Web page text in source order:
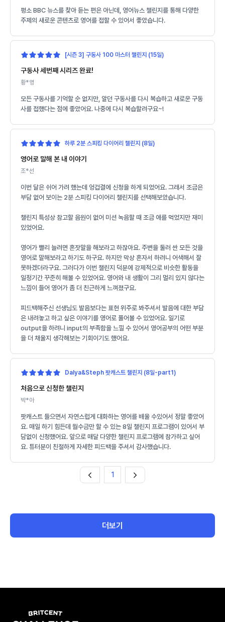
평소 BBC 뉴스를 찾아 듣는 편은 아닌데, 영어뉴스 챌린지를 통해 다양한
주제의 새로운 콘텐츠로 영어를 접할 수 있어서 좋았습니다.
[시즌 3] 구동사 100 마스터 챌린지 (15일)
구동사 세번째 시리즈 완료!
황*영
모든 구동사를 기억할 순 없지만, 알던 구동사를 다시 복습하고 새로운 구동
사를 접했다는 점에 좋았어요. 나중에 다시 복습할려구요~!
하루 2분 스피킹 다이어리 챌린지 (8일)
영어로 말해 본 내 이야기
조*선
이번 달은 쉬어 가려 했는데 엉겁결에 신청을 하게 되었어요. 그래서 조금은
부담 없어 보이는 2분 스피킹 다이어리 챌린지를 선택해보았습니다.
챌린지 특성상 참고할 음원이 없어 미션 녹음할 때 조금 애를 먹었지만 재미
있었어요.
영어가 빨리 늘려면 혼잣말을 해보라고 하잖아요. 주변을 둘러 싼 모든 것을
영어로 말해보라고 하기도 하구요. 하지만 막상 혼자서 하려니 어색해서 잘
못하겠더라구요. 그러다가 이번 챌린지 덕분에 강제적으로 비슷한 활동을
일정기간 꾸준히 해볼 수 있었어요. 영어와 내 생활이 그리 멀리 있지 않다는
느낌이 들어 영어가 좀 더 친근하게 느껴졌구요.
피드백해주신 선생님도 발음보다는 표현 위주로 봐주셔서 발음에 대한 부담
은 내려놓고 하고 싶은 이야기를 영어로 풀어볼 수 있었어요. 일기로
output을 하려니 input의 부족함을 느낄 수 있어서 영어공부의 어떤 부분
을 더 채울지 생각해보는 기회이기도 했어요.
Dalya&Steph 팟캐스트 챌린지 (8일-part1)
처음으로 신청한 챌린지
박*아
팟캐스트 들으면서 자연스럽게 대화하는 영어를 배울 수있어서 정말 좋았어
요. 매일 하기 힘든데 월수금만 할 수 있는 8일 챌린지 프로그램이 있어서 부
담없이 신청했어요. 앞으로 매달 다양한 챌린지 프로그램에 참가하고 싶어
요. 튜터분이 친절하게 자세한 피드백을 주셔서 감사했습니다.
1
더보기